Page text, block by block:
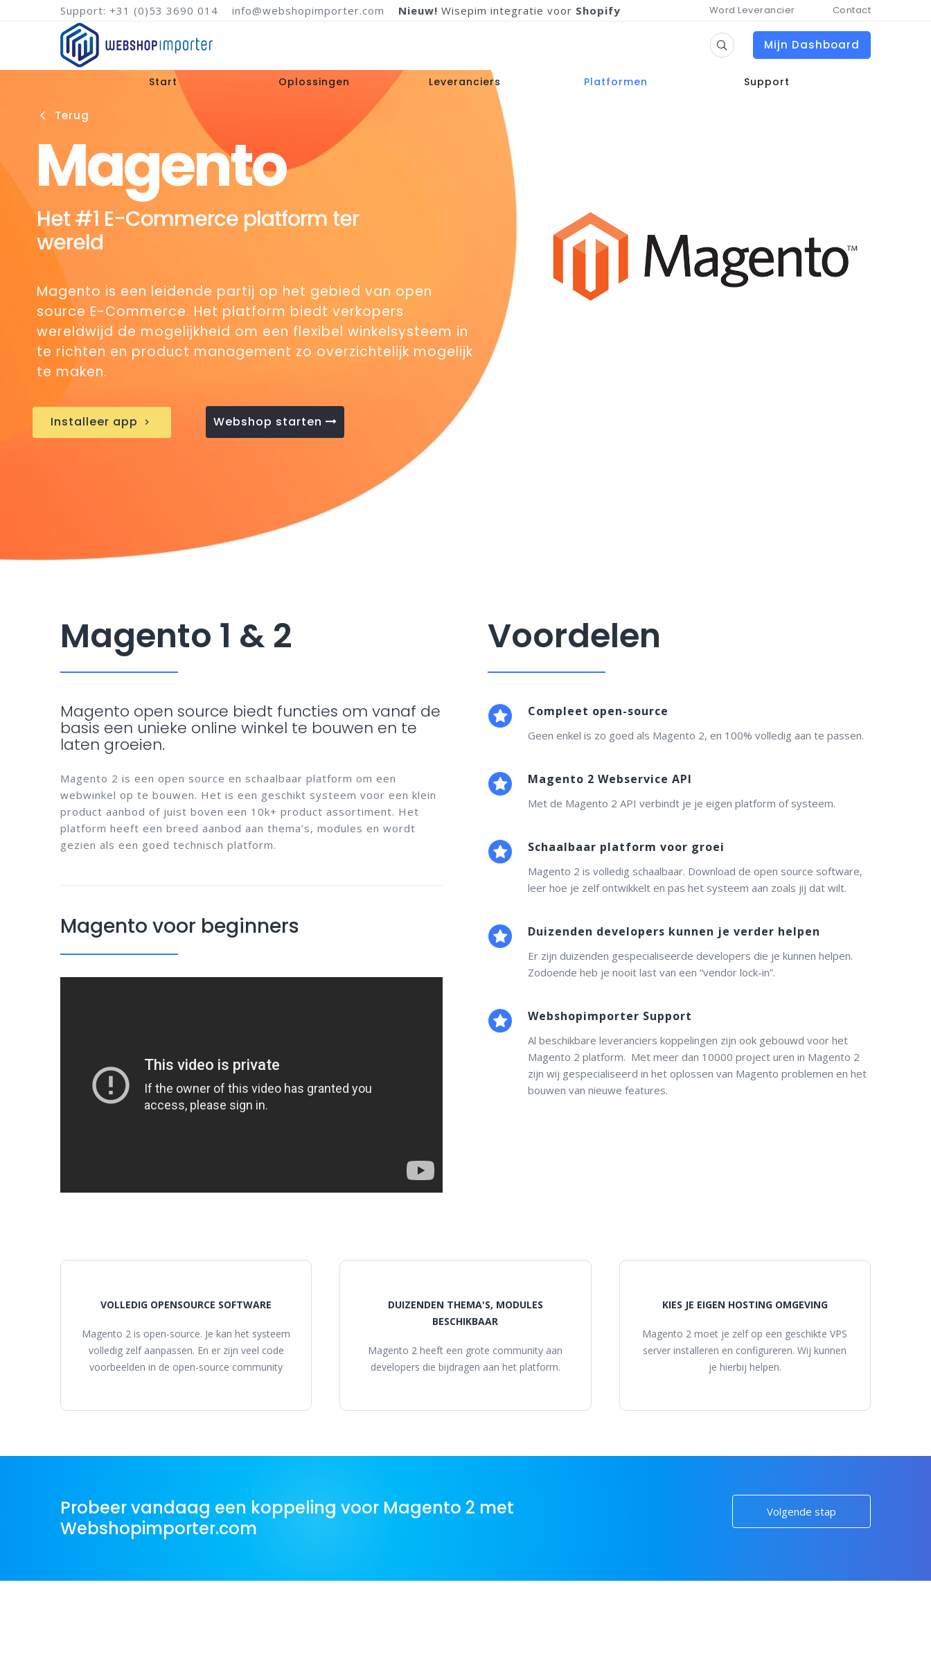
Support: +31 (0)53 3690 014 info@webshopimporter.com Nieuw! Wisepim integratie voor Shopify Word Leverancier Contact
Mijn Dashboard
Start Oplossingen Leveranciers Platformen Support
arrow_back_ios Terug
Magento is een leidende partij op het gebied van open
source E-Commerce. Het platform biedt verkopers
wereldwijd de mogelijkheid om een flexibel winkelsysteem in
te richten en product management zo overzichtelijk mogelijk
te maken.
Magento
Het #1 E-Commerce platform ter
wereld
Installeer app chevron_right Webshop starten
Magento 1 & 2
Magento open source biedt functies om vanaf de
basis een unieke online winkel te bouwen en te
laten groeien.
Magento 2 is een open source en schaalbaar platform om een
webwinkel op te bouwen. Het is een geschikt systeem voor een klein
product aanbod of juist boven een 10k+ product assortiment. Het
platform heeft een breed aanbod aan thema’s, modules en wordt
gezien als een goed technisch platform.
Magento voor beginners
Voordelen
Compleet open-source
Geen enkel is zo goed als Magento 2, en 100% volledig aan te passen.
Magento 2 Webservice API
Met de Magento 2 API verbindt je je eigen platform of systeem.
Schaalbaar platform voor groei
Magento 2 is volledig schaalbaar. Download de open source software,
leer hoe je zelf ontwikkelt en pas het systeem aan zoals jij dat wilt.
Duizenden developers kunnen je verder helpen
Er zijn duizenden gespecialiseerde developers die je kunnen helpen.
Zodoende heb je nooit last van een “vendor lock-in”.
Webshopimporter Support
Al beschikbare leveranciers koppelingen zijn ook gebouwd voor het
Magento 2 platform. Met meer dan 10000 project uren in Magento 2
zijn wij gespecialiseerd in het oplossen van Magento problemen en het
bouwen van nieuwe features.
VOLLEDIG OPENSOURCE SOFTWARE
Magento 2 is open-source. Je kan het systeem
volledig zelf aanpassen. En er zijn veel code
voorbeelden in de open-source community
DUIZENDEN THEMA'S, MODULES
BESCHIKBAAR
Magento 2 heeft een grote community aan
developers die bijdragen aan het platform.
KIES JE EIGEN HOSTING OMGEVING
Magento 2 moet je zelf op een geschikte VPS
server installeren en configureren. Wij kunnen
je hierbij helpen.
Probeer vandaag een koppeling voor Magento 2 met
Webshopimporter.com
Volgende stap